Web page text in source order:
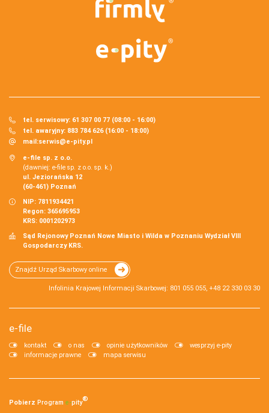
tel. serwisowy: 61 307 00 77 (08:00 - 16:00)
tel. awaryjny: 883 784 626 (16:00 - 18:00)
mail:serwis@e-pity.pl
e-file sp. z o.o.
(dawniej: e-file sp. z o.o. sp. k.)
ul. Jeziorańska 12
(60-461) Poznań
NIP: 7811934421
Regon: 365695953
KRS: 0001202973
Sąd Rejonowy Poznań Nowe Miasto i Wilda w Poznaniu Wydział VIII
Gospodarczy KRS.
Znajdź Urząd Skarbowy online
Infolinia Krajowej Informacji Skarbowej: 801 055 055, +48 22 330 03 30
e-file
kontakt o nas opinie użytkowników
wesprzyj e-pity
informacje prawne
mapa serwisu
Pobierz Program e‑pity®